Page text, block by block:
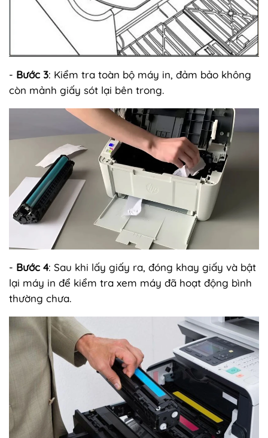
- Bước 3: Kiểm tra toàn bộ máy in, đảm bảo không
còn mảnh giấy sót lại bên trong.
- Bước 4: Sau khi lấy giấy ra, đóng khay giấy và bật
lại máy in để kiểm tra xem máy đã hoạt động bình
thường chưa.